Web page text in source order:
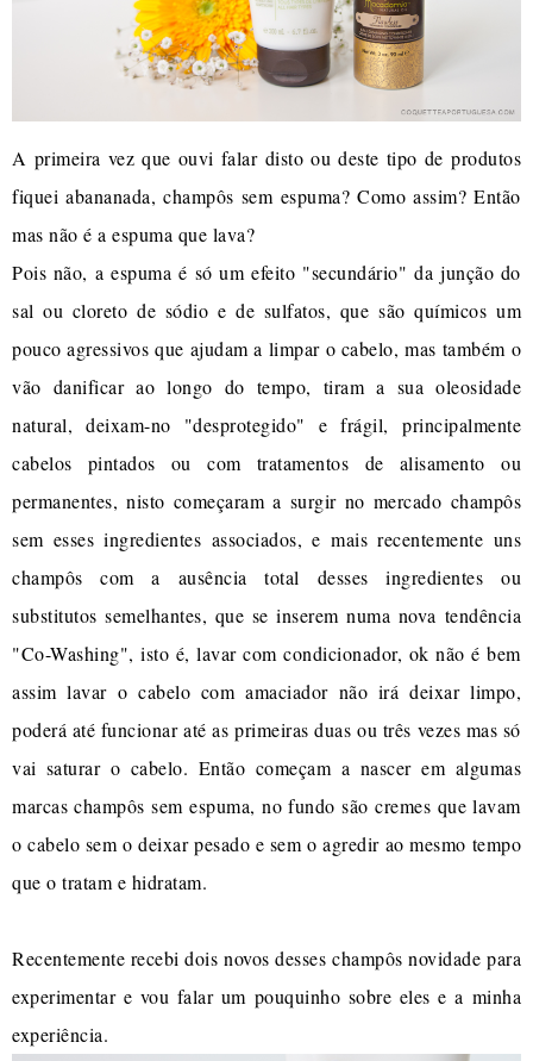
A primeira vez que ouvi falar disto ou deste tipo de produtos
fiquei abananada, champôs sem espuma? Como assim? Então
mas não é a espuma que lava?
Pois não, a espuma é só um efeito "secundário" da junção do
sal ou cloreto de sódio e de sulfatos, que são químicos um
pouco agressivos que ajudam a limpar o cabelo, mas também o
vão danificar ao longo do tempo, tiram a sua oleosidade
natural, deixam-no "desprotegido" e frágil, principalmente
cabelos pintados ou com tratamentos de alisamento ou
permanentes, nisto começaram a surgir no mercado champôs
sem esses ingredientes associados, e mais recentemente uns
champôs com a ausência total desses ingredientes ou
substitutos semelhantes, que se inserem numa nova tendência
"Co-Washing", isto é, lavar com condicionador, ok não é bem
assim lavar o cabelo com amaciador não irá deixar limpo,
poderá até funcionar até as primeiras duas ou três vezes mas só
vai saturar o cabelo. Então começam a nascer em algumas
marcas champôs sem espuma, no fundo são cremes que lavam
o cabelo sem o deixar pesado e sem o agredir ao mesmo tempo
que o tratam e hidratam.
Recentemente recebi dois novos desses champôs novidade para
experimentar e vou falar um pouquinho sobre eles e a minha
experiência.